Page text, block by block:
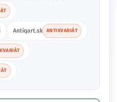
Antiqart.sk ANTIKVARIÁT